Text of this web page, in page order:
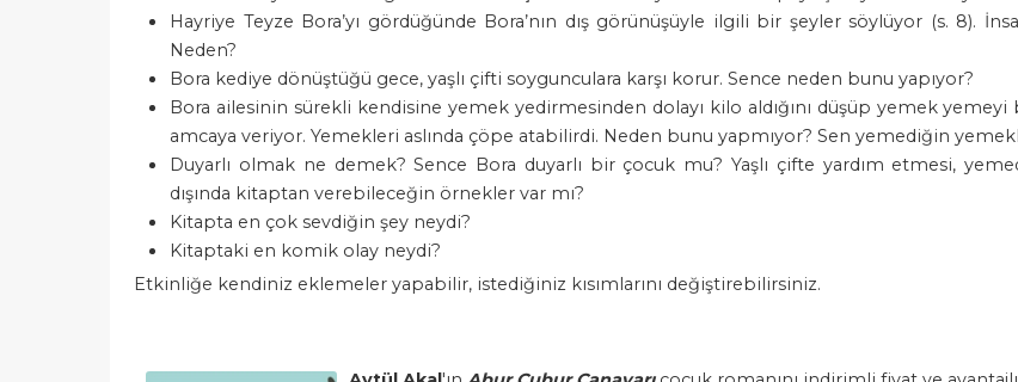
Hayriye Teyze Bora’yı gördüğünde Bora’nın dış görünüşüyle ilgili bir şeyler söylüyor (s. 8).
Neden?
Bora kediye dönüştüğü gece, yaşlı çifti soygunculara karşı korur. Sence neden bunu yapıyor?
Bora ailesinin sürekli kendisine yemek yedirmesinden dolayı kilo aldığını düşüp yemek yemeyi
amcaya veriyor. Yemekleri aslında çöpe atabilirdi. Neden bunu yapmıyor? Sen yemediğin
Duyarlı olmak ne demek? Sence Bora duyarlı bir çocuk mu? Yaşlı çifte yardım etmesi,
dışında kitaptan verebileceğin örnekler var mı?
Kitapta en çok sevdiğin şey neydi?
Kitaptaki en komik olay neydi?
Etkinliğe kendiniz eklemeler yapabilir, istediğiniz kısımlarını değiştirebilirsiniz.